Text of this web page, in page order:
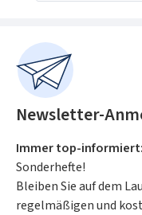
schreiben nicht
arbeiten mit der
und Ziele
Buch zeigt, wie
Copilot und
von der
bis zu KI-Input
Newsletter-
Immer top-informiert:
Sonderhefte!
Bleiben Sie auf dem
regelmäßigen und